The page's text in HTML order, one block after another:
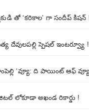
తో ‘కరికాల’ గా సందీప్ కిషన్
దేవులపల్లి స్పెషల్ ఇంటర్వ్యూ !
‘వ్యూ: ది పాయింట్ ఆఫ్
లోకూడా అఖండ రికార్డు !